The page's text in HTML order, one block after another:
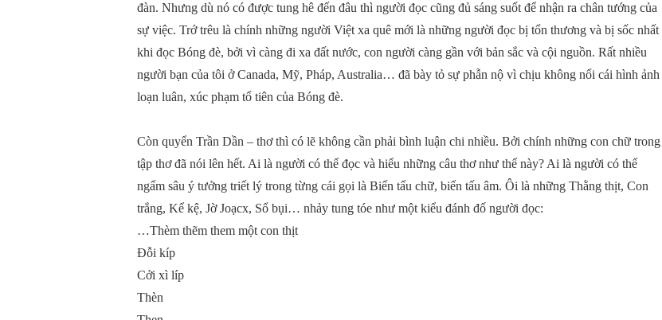
đàn. Nhưng dù nó có được tung hê đến đâu thì người đọc cũng đủ sáng suốt để nhận ra chân tướng của
sự việc. Trớ trêu là chính những người Việt xa quê mới là những người đọc bị tổn thương và bị sốc nhất
khi đọc Bóng đè, bởi vì càng đi xa đất nước, con người càng gần với bản sắc và cội nguồn. Rất nhiều
người bạn của tôi ở Canada, Mỹ, Pháp, Australia… đã bày tỏ sự phẫn nộ vì chịu không nổi cái hình ảnh
loạn luân, xúc phạm tổ tiên của Bóng đè.
Còn quyển Trần Dần – thơ thì có lẽ không cần phải bình luận chi nhiều. Bởi chính những con chữ trong
tập thơ đã nói lên hết. Ai là người có thể đọc và hiểu những câu thơ như thế này? Ai là người có thể
ngấm sâu ý tưởng triết lý trong từng cái gọi là Biến tấu chữ, biến tấu âm. Ôi là những Thằng thịt, Con
trắng, Kể kệ, Jờ Joạcx, Sổ bụi… nhảy tung tóe như một kiểu đánh đố người đọc:
…Thèm thẽm them một con thịt
Đỗi kíp
Cởi xì líp
Thèn